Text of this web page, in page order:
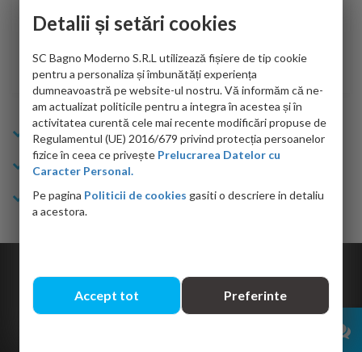
adus coletul in siguranta.Numai bine, va doresc!
Sofrone Viviana -28.07.2026
Info Bagno
Cumparaturi
Suport clienti
Detalii și setări cookies
SC Bagno Moderno S.R.L utilizează fișiere de tip cookie
pentru a personaliza și îmbunătăți experiența
dumneavoastră pe website-ul nostru. Vă informăm că ne-
am actualizat politicile pentru a integra în acestea și în
activitatea curentă cele mai recente modificări propuse de
Regulamentul (UE) 2016/679 privind protecția persoanelor
fizice în ceea ce privește Prelucrarea Datelor cu
Caracter Personal.
Pe pagina Politicii de cookies gasiti o descriere in detaliu
a acestora.
Accept tot Preferinte